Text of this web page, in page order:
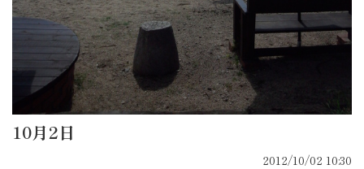
10月2日
2012/10/02 10:30